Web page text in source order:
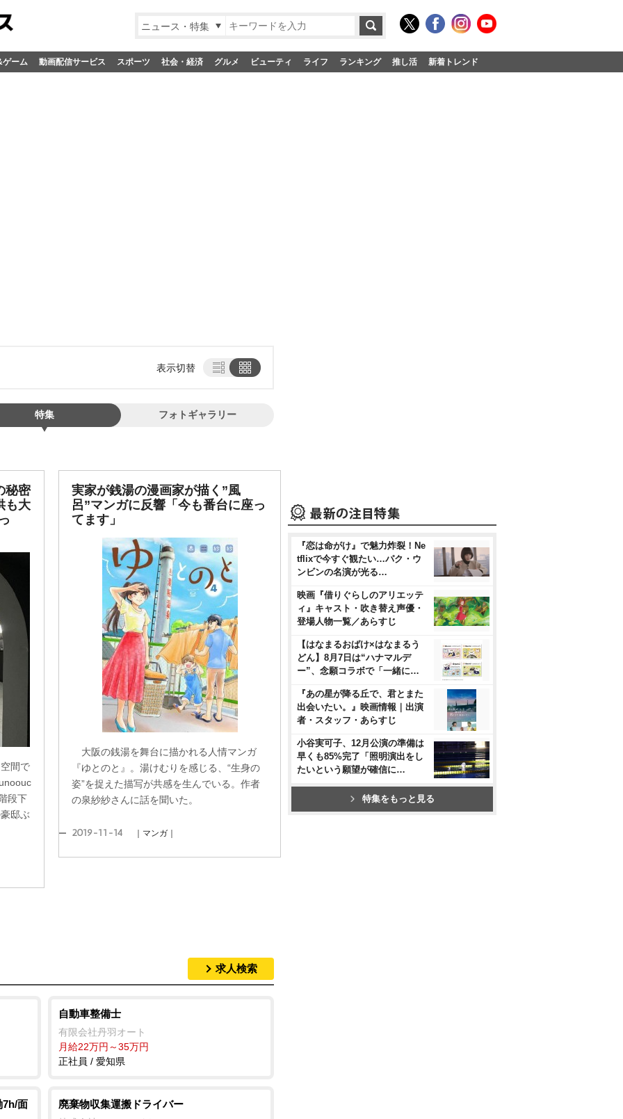
ニュース・特集
ゲーム 動画配信サービス スポーツ 社会・経済 グルメ ビューティ ライフ ランキング 推し活 新着トレンド
表示切替
特集 フォトギャラリー
秘密
も大
間で
段下
邸ぶ
実家が銭湯の漫画家が描く”風
呂”マンガに反響「今も番台に座っ
てます」
大阪の銭湯を舞台に描かれる人情マンガ
『ゆとのと』。湯けむりを感じる、“生身の
姿”を捉えた描写が共感を生んでいる。作者
の泉紗紗さんに話を聞いた。
2019-11-14 ｜マンガ｜
求人検索
自動車整備士
有限会社丹羽オート
月給22万円～35万円
正社員 / 愛知県
7h/面 廃棄物収集運搬ドライバー
『恋は命がけ』で魅力炸裂！Ne
tflixで今すぐ観たい…パク・ウ
ンビンの名演が光る…
映画『借りぐらしのアリエッテ
ィ』キャスト・吹き替え声優・
登場人物一覧／あらすじ
【はなまるおばけ×はなまるう
どん】8月7日は“ハナマルデ
ー”、念願コラボで「一緒に…
『あの星が降る丘で、君とまた
出会いたい。』映画情報｜出演
者・スタッフ・あらすじ
小谷実可子、12月公演の準備は
早くも85%完了「照明演出をし
たいという願望が確信に…
特集をもっと見る